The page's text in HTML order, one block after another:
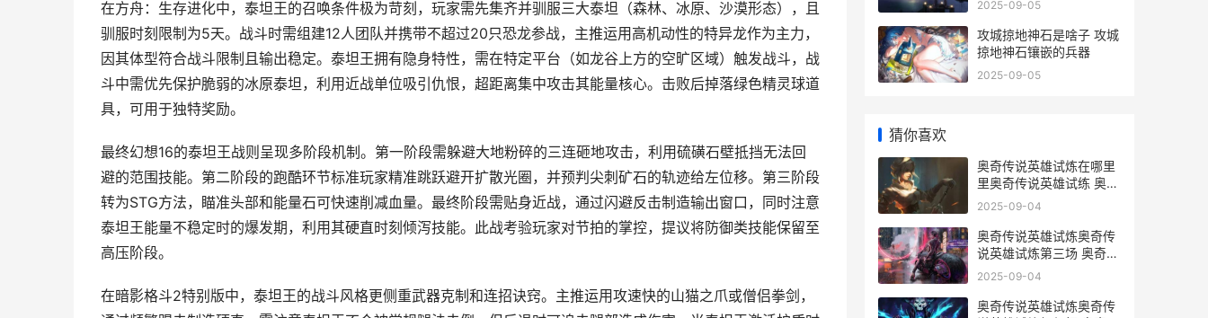
在方舟：生存进化中，泰坦王的召唤条件极为苛刻，玩家需先集齐并驯服三大泰坦（森林、冰原、沙漠形态），且
驯服时刻限制为5天。战斗时需组建12人团队并携带不超过20只恐龙参战，主推运用高机动性的特异龙作为主力，
因其体型符合战斗限制且输出稳定。泰坦王拥有隐身特性，需在特定平台（如龙谷上方的空旷区域）触发战斗，战
斗中需优先保护脆弱的冰原泰坦，利用近战单位吸引仇恨，超距离集中攻击其能量核心。击败后掉落绿色精灵球道
具，可用于独特奖励。
最终幻想16的泰坦王战则呈现多阶段机制。第一阶段需躲避大地粉碎的三连砸地攻击，利用硫磺石壁抵挡无法回
避的范围技能。第二阶段的跑酷环节标准玩家精准跳跃避开扩散光圈，并预判尖刺矿石的轨迹给左位移。第三阶段
转为STG方法，瞄准头部和能量石可快速削减血量。最终阶段需贴身近战，通过闪避反击制造输出窗口，同时注意
泰坦王能量不稳定时的爆发期，利用其硬直时刻倾泻技能。此战考验玩家对节拍的掌控，提议将防御类技能保留至
高压阶段。
在暗影格斗2特别版中，泰坦王的战斗风格更侧重武器克制和连招诀窍。主推运用攻速快的山猫之爪或僧侣拳剑，
2025-09-05
攻城掠地神石是啥子 攻城
掠地神石镶嵌的兵器
2025-09-05
猜你喜欢
奥奇传说英雄试炼在哪里
里奥奇传说英雄试练 奥奇
传说新英雄
2025-09-04
奥奇传说英雄试炼奥奇传
说英雄试炼第三场 奥奇传
说英雄技大全
2025-09-04
奥奇传说英雄试炼奥奇传